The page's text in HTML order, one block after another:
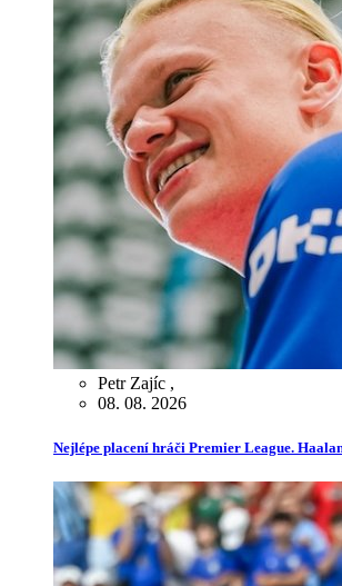
Petr Zajíc ,
08. 08. 2026
Nejlépe placení hráči Premier League.